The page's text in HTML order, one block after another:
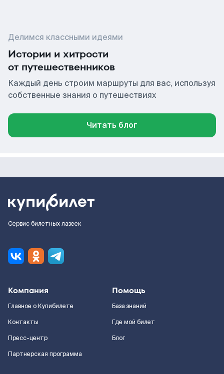
Делимся классными идеями
Истории и хитрости
от путешественников
Каждый день строим маршруты для вас, используя
собственные знания о путешествиях
Читать блог
Сервис билетных лазеек
Компания
Главное о Купибилете
Контакты
Пресс-центр
Партнерская программа
Помощь
База знаний
Где мой билет
Блог